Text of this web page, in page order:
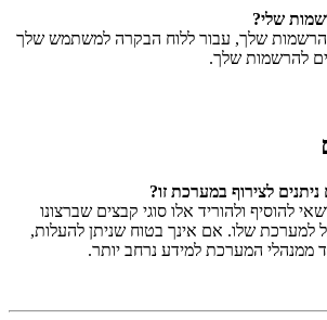
שלי?
שלך, עבור ללוח הבקרה למשתמש שלך
להרשמות שלך.
לצירוף במערכת זו?
להוסיף ולהוריד אלו סוגי קבצים שברצונו
למערכת שלו. אם אינך בטוח שניתן להעלות,
המערכת למידע נרחב יותר.